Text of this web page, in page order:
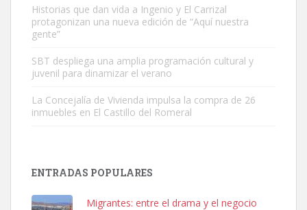
Este gato macho ha aparecido en la calle hace menos de un mes,
es muy manso y extremadamente cari...
Leales.org » Gran Canaria
Leales.org » Gran Canaria
Historias que dan vida a Ingenio y El Carrizal
protagonizan una nueva edición de “Aquí nuestra
gente”
SBT despliega una amplia programación cultural y
juvenil para dinamizar el verano
La Concejalía de Vivienda impulsa la compra de 26
inmuebles en El Castillo del Romeral
ENTRADAS POPULARES
Migrantes: entre el drama y el negocio